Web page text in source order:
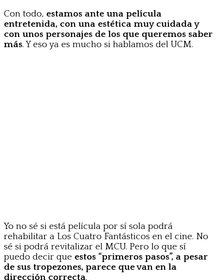
Con todo, estamos ante una película
entretenida, con una estética muy cuidada y
con unos personajes de los que queremos saber
más. Y eso ya es mucho si hablamos del UCM.
Yo no sé si está película por sí sola podrá
rehabilitar a Los Cuatro Fantásticos en el cine. No
sé si podrá revitalizar el MCU. Pero lo que sí
puedo decir que estos “primeros pasos”, a pesar
de sus tropezones, parece que van en la
dirección correcta.